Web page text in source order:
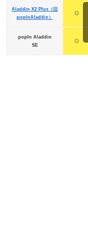
Aladdin X2 Plus（旧
popInAladdin）
◎
popIn Aladdin
SE
◎